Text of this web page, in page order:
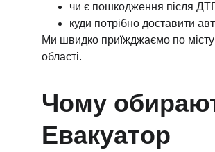
чи є пошкодження після
куди потрібно доставити
Ми швидко приїжджаємо по місту
області.
Чому
Евакуатор